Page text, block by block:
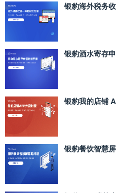
银豹海外税务
银豹酒水寄存
银豹我的店铺
银豹餐饮智慧